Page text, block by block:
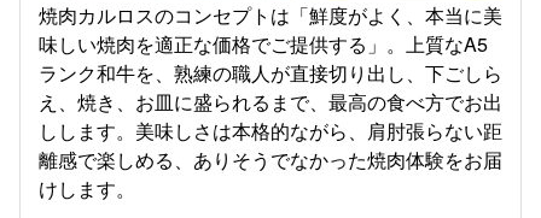
焼肉カルロスのコンセプトは「鮮度がよく、本当に美
味しい焼肉を適正な価格でご提供する」。上質なA5
ランク和牛を、熟練の職人が直接切り出し、下ごしら
え、焼き、お皿に盛られるまで、最高の食べ方でお出
しします。美味しさは本格的ながら、肩肘張らない距
離感で楽しめる、ありそうでなかった焼肉体験をお届
けします。